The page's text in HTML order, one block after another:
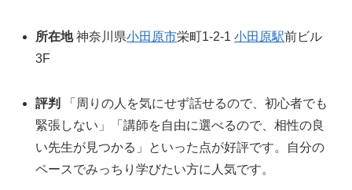
所在地神奈川県小田原市栄町1-2-1小田原駅前ビル
3F
評判
「周りの人を気にせず話せるので、初心者でも
緊張しない」「講師を自由に選べるので、相性の良
い先生が見つかる」といった点が好評です。自分の
ペースでみっちり学びたい方に人気です。